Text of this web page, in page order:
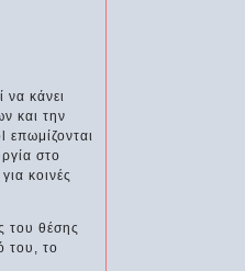
κάνει
και την
στο
κοινές
του θέσης
του, το